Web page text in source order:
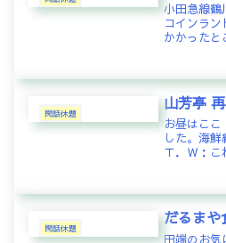
小田急線鶴
コインラン
かかったと
らランドリ
で頭クル
さ...
閑話休題
山芳亭
お昼はこ
した。海鮮
Ｔ．Ｗ：
閑話休題
だるまや
田端のお気